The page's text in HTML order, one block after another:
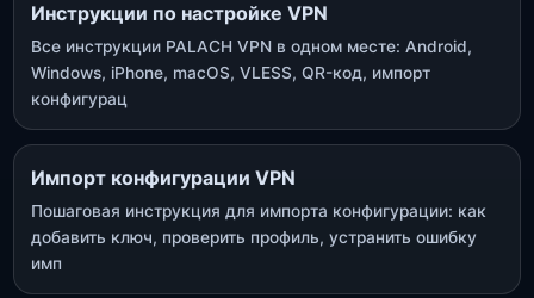
Инструкции по настройке VPN
Все инструкции PALACH VPN в одном месте: Android,
Windows, iPhone, macOS, VLESS, QR-код, импорт
конфигурац
Импорт конфигурации VPN
Пошаговая инструкция для импорта конфигурации: как
добавить ключ, проверить профиль, устранить ошибку
имп